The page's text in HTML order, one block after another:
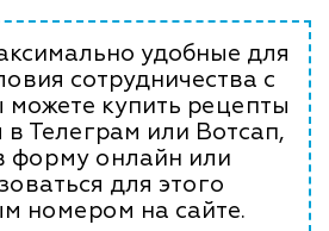
удобные для
сотрудничества с
можете купить рецепты
Телеграм или Вотсап,
форму онлайн или
для этого
номером на сайте.